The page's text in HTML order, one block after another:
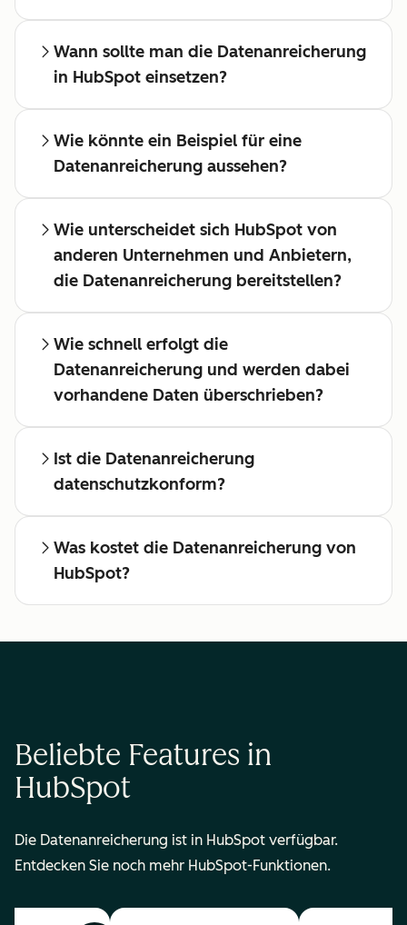
Wann sollte man die Datenanreicherung
in HubSpot einsetzen?
Wie könnte ein Beispiel für eine
Datenanreicherung aussehen?
Wie unterscheidet sich HubSpot von
anderen Unternehmen und Anbietern,
die Datenanreicherung bereitstellen?
Wie schnell erfolgt die
Datenanreicherung und werden dabei
vorhandene Daten überschrieben?
Ist die Datenanreicherung
datenschutzkonform?
Was kostet die Datenanreicherung von
HubSpot?
Beliebte Features in
HubSpot
Die Datenanreicherung ist in HubSpot verfügbar.
Entdecken Sie noch mehr HubSpot-Funktionen.